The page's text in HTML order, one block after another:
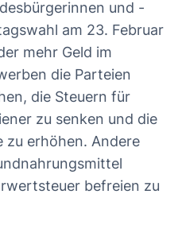
und -
am 23. Februar
mehr Geld im
die Parteien
die Steuern für
zu senken und die
zu erhöhen. Andere
befreien zu